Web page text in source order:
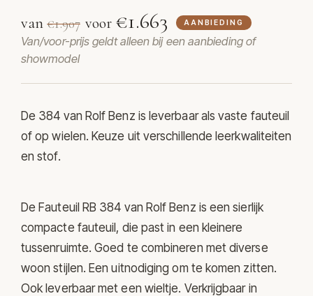
van€1.907 voor €1.663 AANBIEDING
Van/voor-prijs geldt alleen bij een aanbieding of
showmodel
De 384 van Rolf Benz is leverbaar als vaste fauteuil
of op wielen. Keuze uit verschillende leerkwaliteiten
en stof.
De Fauteuil RB 384 van Rolf Benz is een sierlijk
compacte fauteuil, die past in een kleinere
tussenruimte. Goed te combineren met diverse
woon stijlen. Een uitnodiging om te komen zitten.
Ook leverbaar met een wieltje. Verkrijgbaar in